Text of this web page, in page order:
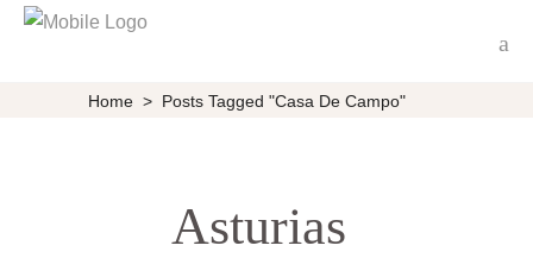
Home > Posts Tagged "Casa De Campo"
Asturias